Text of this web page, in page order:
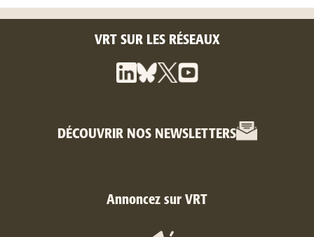
VRT SUR LES RÉSEAUX
DÉCOUVRIR NOS NEWSLETTERS
Annoncez sur VRT